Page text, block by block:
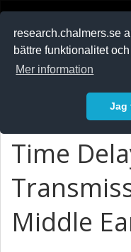
research.chalmers.se
bättre funktionalitet
Mer information
Jag
Time
Middle